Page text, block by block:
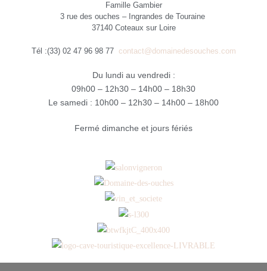
Famille Gambier
3 rue des ouches – Ingrandes de Touraine
37140 Coteaux sur Loire
Tél :(33) 02 47 96 98 77 contact@domainedesouches.com
Du lundi au vendredi :
09h00 – 12h30 – 14h00 – 18h30
Le samedi : 10h00 – 12h30 – 14h00 – 18h00
Fermé dimanche et jours fériés